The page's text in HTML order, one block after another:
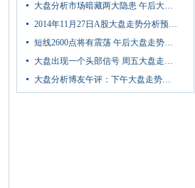
大盘分析市场暗藏两大隐患 午后大…
2014年11月27日A股大盘走势分析预…
短线2600点将有震荡 午后大盘走势…
大盘出现一个头部信号 周五大盘走…
大盘分析博友午评：下午大盘走势…